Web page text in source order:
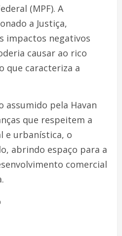
(MPF). A
a Justiça,
impactos negativos
causar ao rico
que caracteriza a
assumido pela Havan
que respeitem a
e urbanística, o
abrindo espaço para a
comercial